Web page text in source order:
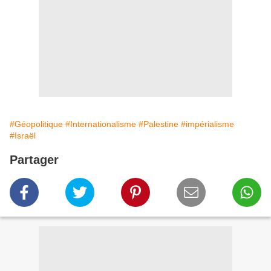
#Géopolitique #Internationalisme #Palestine #impérialisme
#Israël
Partager